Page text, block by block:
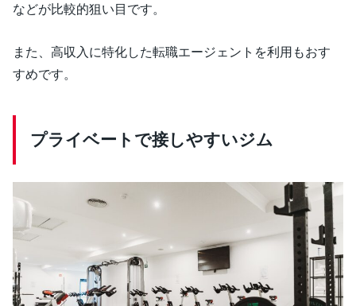
などが比較的狙い目です。
また、高収入に特化した転職エージェントを利用もおす
すめです。
プライベートで接しやすいジム